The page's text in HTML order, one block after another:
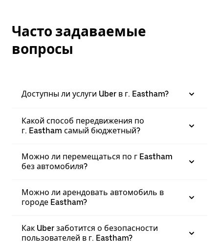
Часто задаваемые
вопросы
Доступны ли услуги Uber в г. Eastham?
Какой способ передвижения по
г. Eastham самый бюджетный?
Можно ли перемещаться по г Eastham
без автомобиля?
Можно ли арендовать автомобиль в
городе Eastham?
Как Uber заботится о безопасности
пользователей в г. Eastham?